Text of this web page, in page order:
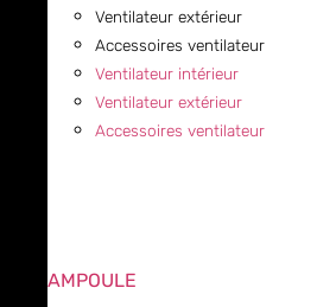
Ventilateur extérieur
Accessoires ventilateur
Ventilateur intérieur
Ventilateur extérieur
Accessoires ventilateur
AMPOULE